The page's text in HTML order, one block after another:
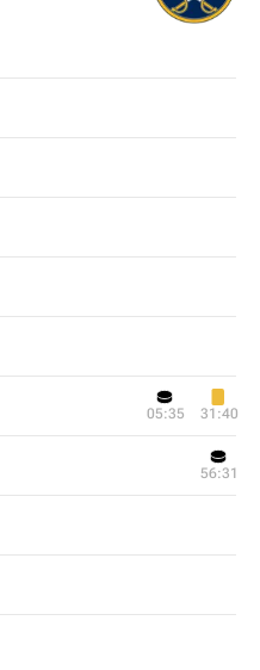
05:35 31:40
56:31